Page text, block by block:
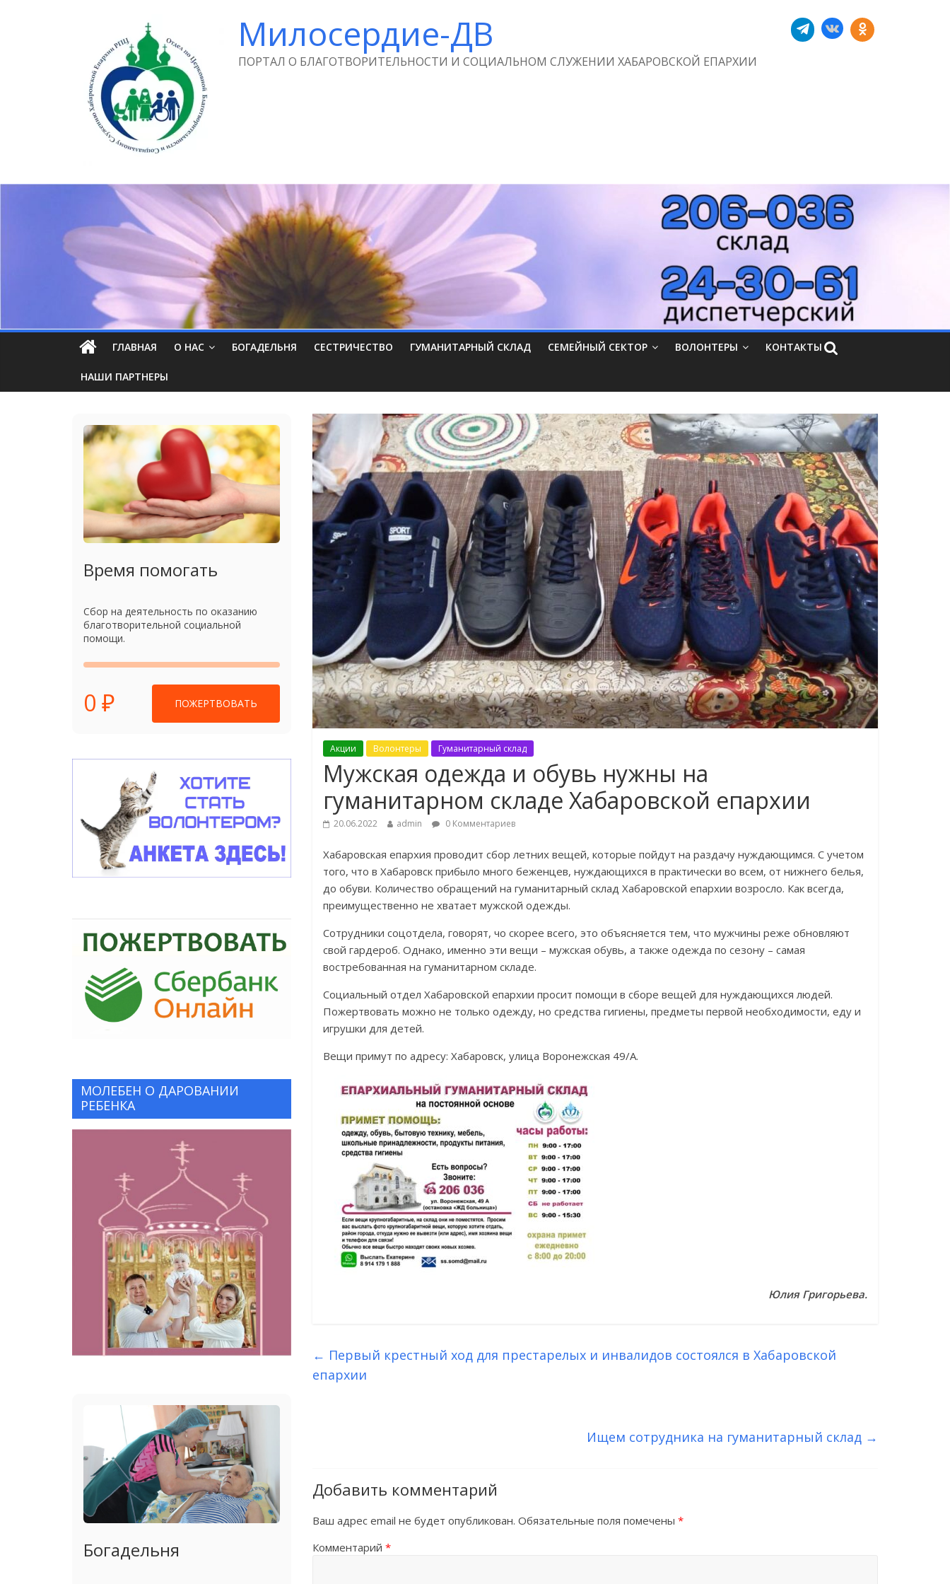
Милосердие-ДВ
ПОРТАЛ О БЛАГОТВОРИТЕЛЬНОСТИ И СОЦИАЛЬНОМ СЛУЖЕНИИ ХАБАРОВСКОЙ ЕПАРХИИ
ГЛАВНАЯ О НАС БОГАДЕЛЬНЯ СЕСТРИЧЕСТВО ГУМАНИТАРНЫЙ СКЛАД СЕМЕЙНЫЙ СЕКТОР ВОЛОНТЕРЫ КОНТАКТЫ
НАШИ ПАРТНЕРЫ
Акции Волонтеры Гуманитарный склад
Мужская одежда и обувь нужны на
гуманитарном складе Хабаровской епархии
20.06.2022 admin 0 Комментариев
Хабаровская епархия проводит сбор летних вещей, которые пойдут на раздачу нуждающимся. С учетом
того, что в Хабаровск прибыло много беженцев, нуждающихся в практически во всем, от нижнего белья,
до обуви. Количество обращений на гуманитарный склад Хабаровской епархии возросло. Как всегда,
преимущественно не хватает мужской одежды.
Сотрудники соцотдела, говорят, чо скорее всего, это объясняется тем, что мужчины реже обновляют
свой гардероб. Однако, именно эти вещи – мужская обувь, а также одежда по сезону – самая
востребованная на гуманитарном складе.
Социальный отдел Хабаровской епархии просит помощи в сборе вещей для нуждающихся людей.
Пожертвовать можно не только одежду, но средства гигиены, предметы первой необходимости, еду и
игрушки для детей.
Вещи примут по адресу: Хабаровск, улица Воронежская 49/А.
Юлия Григорьева.
← Первый крестный ход для престарелых и инвалидов состоялся в Хабаровской
епархии
Ищем сотрудника на гуманитарный склад →
Добавить комментарий
Ваш адрес email не будет опубликован. Обязательные поля помечены *
Комментарий *
Время помогать
Сбор на деятельность по оказанию
благотворительной социальной
помощи.
0 ₽ ПОЖЕРТВОВАТЬ
МОЛЕБЕН О ДАРОВАНИИ
РЕБЕНКА
Богадельня